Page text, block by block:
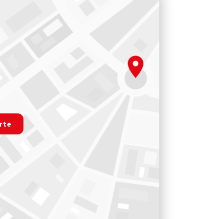
jusqu'au 30 août 2026 inclus et l'hiver de